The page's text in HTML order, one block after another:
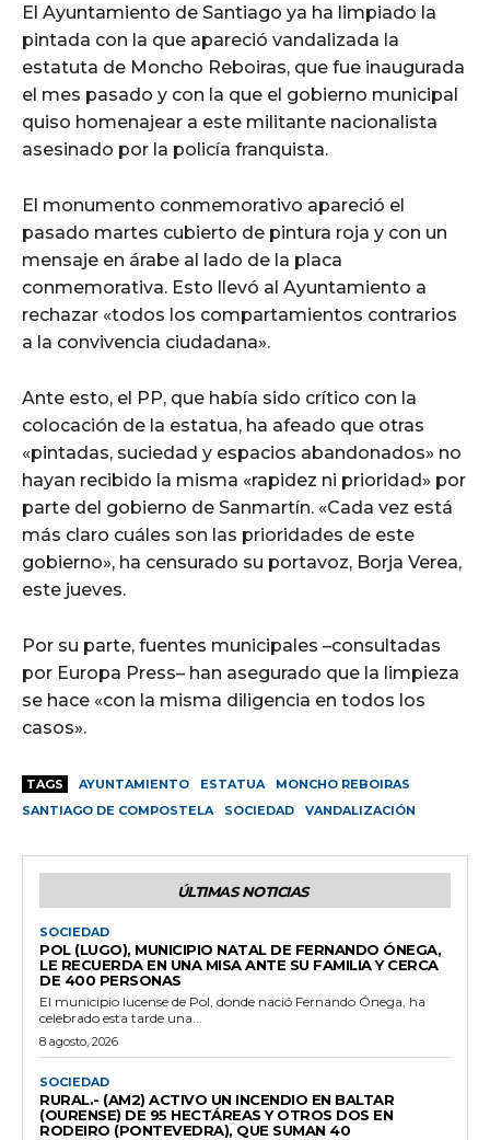
El Ayuntamiento de Santiago ya ha limpiado la
pintada con la que apareció vandalizada la
estatuta de Moncho Reboiras, que fue inaugurada
el mes pasado y con la que el gobierno municipal
quiso homenajear a este militante nacionalista
asesinado por la policía franquista.
El monumento conmemorativo apareció el
pasado martes cubierto de pintura roja y con un
mensaje en árabe al lado de la placa
conmemorativa. Esto llevó al Ayuntamiento a
rechazar «todos los compartamientos contrarios
a la convivencia ciudadana».
Ante esto, el PP, que había sido crítico con la
colocación de la estatua, ha afeado que otras
«pintadas, suciedad y espacios abandonados» no
hayan recibido la misma «rapidez ni prioridad» por
parte del gobierno de Sanmartín. «Cada vez está
más claro cuáles son las prioridades de este
gobierno», ha censurado su portavoz, Borja Verea,
este jueves.
Por su parte, fuentes municipales –consultadas
por Europa Press– han asegurado que la limpieza
se hace «con la misma diligencia en todos los
casos».
TAGS AYUNTAMIENTO ESTATUA
MONCHO REBOIRAS
SANTIAGO DE COMPOSTELA
SOCIEDAD VANDALIZACIÓN
ÚLTIMAS NOTICIAS
SOCIEDAD
POL (LUGO), MUNICIPIO NATAL DE FERNANDO ÓNEGA,
LE RECUERDA EN UNA MISA ANTE SU FAMILIA Y CERCA
DE 400 PERSONAS
El municipio lucense de Pol, donde nació Fernando Ónega, ha
celebrado esta tarde una...
8 agosto, 2026
SOCIEDAD
RURAL.- (AM2) ACTIVO UN INCENDIO EN BALTAR
(OURENSE) DE 95 HECTÁREAS Y OTROS DOS EN
RODEIRO (PONTEVEDRA), QUE SUMAN 40